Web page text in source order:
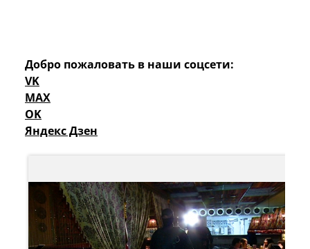
Добро пожаловать в наши соцсети:
VK
MAX
OK
Яндекс Дзен